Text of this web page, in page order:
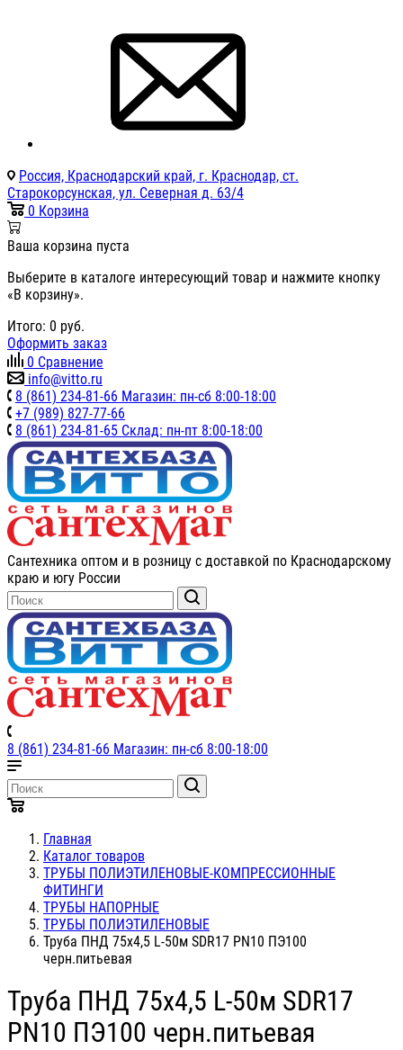
Россия, Краснодарский край, г. Краснодар, ст.
Старокорсунская, ул. Северная д. 63/4
0 Корзина
Ваша корзина пуста
Выберите в каталоге интересующий товар и нажмите кнопку
«В корзину».
Итого: 0 руб.
Оформить заказ
0 Сравнение
info@vitto.ru
8 (861) 234-81-66 Магазин: пн-сб 8:00-18:00
+7 (989) 827-77-66
8 (861) 234-81-65 Склад: пн-пт 8:00-18:00
Сантехника оптом и в розницу с доставкой по Краснодарскому
краю и югу России
8 (861) 234-81-66 Магазин: пн-сб 8:00-18:00
Главная
Каталог товаров
ТРУБЫ ПОЛИЭТИЛЕНОВЫЕ-КОМПРЕССИОННЫЕ
ФИТИНГИ
ТРУБЫ НАПОРНЫЕ
ТРУБЫ ПОЛИЭТИЛЕНОВЫЕ
Труба ПНД 75х4,5 L-50м SDR17 PN10 ПЭ100
черн.питьевая
Труба ПНД 75х4,5 L-50м SDR17
PN10 ПЭ100 черн.питьевая